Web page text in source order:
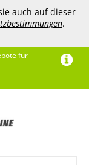
auch auf dieser
.
für